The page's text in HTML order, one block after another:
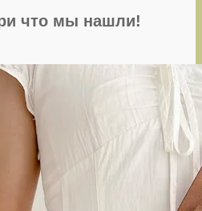
что мы нашли!